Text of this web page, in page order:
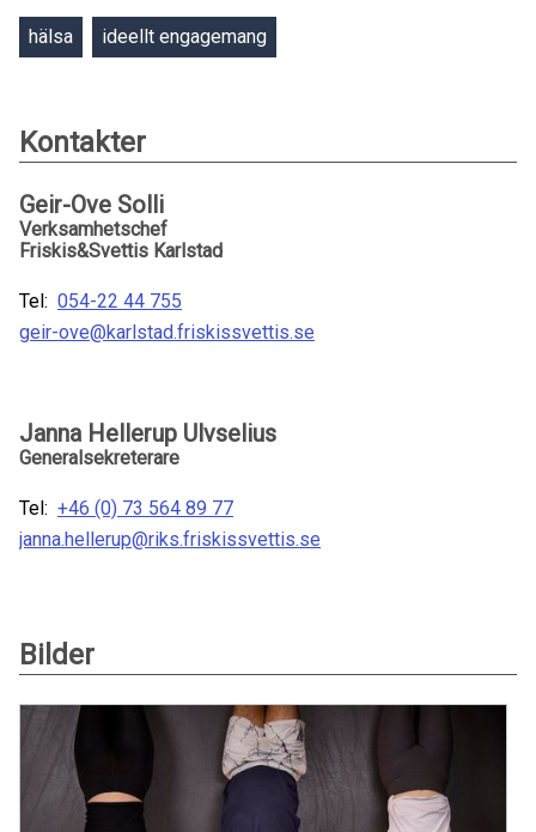
hälsa ideellt engagemang
Kontakter
Geir-Ove Solli
Verksamhetschef
Friskis&Svettis Karlstad
Tel: 054-22 44 755
geir-ove@karlstad.friskissvettis.se
Janna Hellerup Ulvselius
Generalsekreterare
Tel: +46 (0) 73 564 89 77
janna.hellerup@riks.friskissvettis.se
Bilder